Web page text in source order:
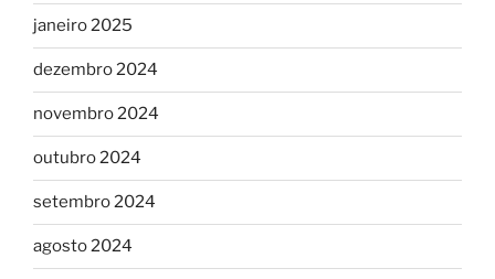
janeiro 2025
dezembro 2024
novembro 2024
outubro 2024
setembro 2024
agosto 2024